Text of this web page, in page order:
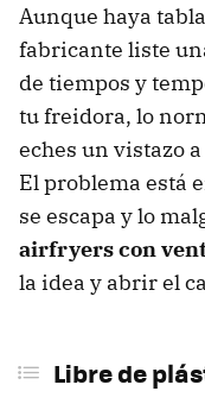
Aunque haya
fabricante liste
de tiempos y
tu freidora, lo
eches un vistazo
El problema está
se escapa y lo
airfryers con
la idea y abrir el
Libre de